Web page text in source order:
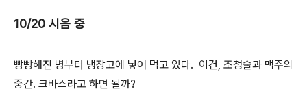
10/20 시음 중
빵빵해진 병부터 냉장고에 넣어 먹고 있다. 이건, 조청술과 맥주의
중간. 크바스라고 하면 될까?